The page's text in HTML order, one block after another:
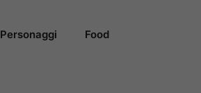
Personaggi Food